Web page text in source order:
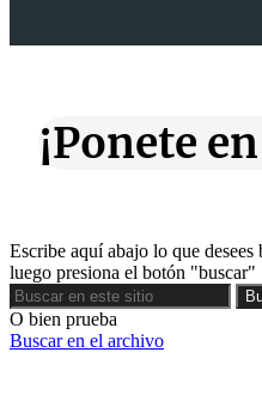
¡Ponete
Escribe aquí abajo lo que desees
luego presiona el botón "buscar"
Buscar
O bien prueba
Buscar en el archivo